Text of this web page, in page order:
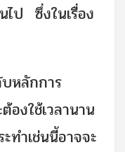
ป ซึ่งในเรื่อง
บหลักการ
งใช้เวลานาน
ทำเช่นนี้อาจจะ